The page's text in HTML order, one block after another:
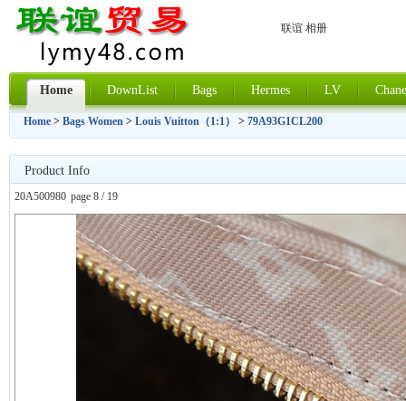
联谊 相册
Home DownList Bags Hermes LV
Home > Bags Women > Louis Vuitton（1:1） > 79A93G1CL200
Product Info
20A500980 page 8 / 19